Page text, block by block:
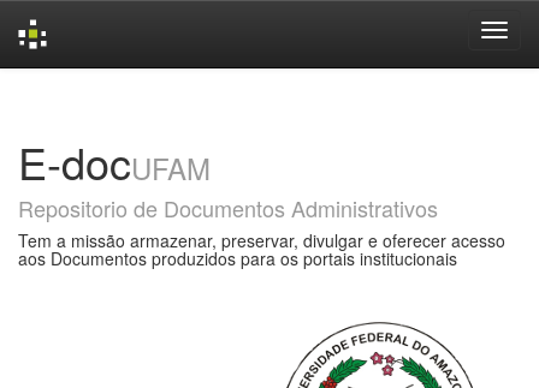
E-docUFAM
Repositorio de Documentos Administrativos
Tem a missão armazenar, preservar, divulgar e oferecer acesso
aos Documentos produzidos para os portais institucionais